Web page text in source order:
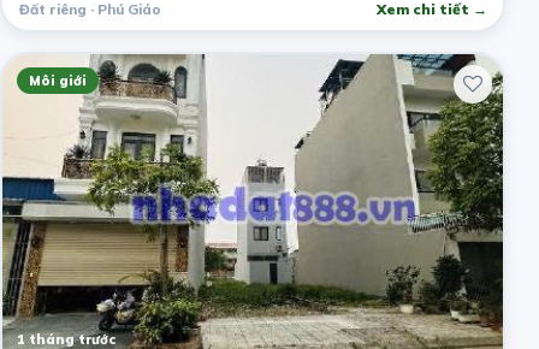
Đất riêng · Phú Giáo Xem chi tiết →
Môi giới
1 tháng trước